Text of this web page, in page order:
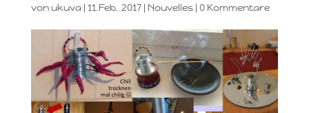
vonukuva| 11.Feb..2017| Nouvelles| 0 Kommentare